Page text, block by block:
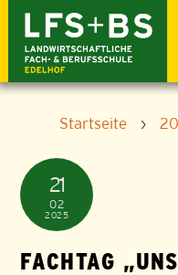
content
Startseite ›
21
02
2025
FACHTAG